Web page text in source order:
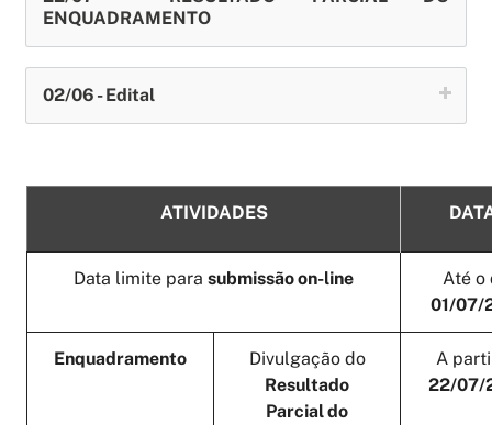
ENQUADRAMENTO
02/06 - Edital
ATIVIDADES
Data limite para submissão on-line
Até o
01/07/
Enquadramento
Divulgação do
Resultado
Parcial do
A
22/07/